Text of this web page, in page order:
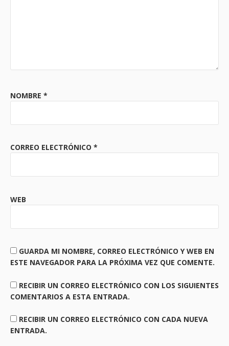
NOMBRE *
CORREO ELECTRÓNICO *
WEB
GUARDA MI NOMBRE, CORREO ELECTRÓNICO Y WEB EN
ESTE NAVEGADOR PARA LA PRÓXIMA VEZ QUE COMENTE.
RECIBIR UN CORREO ELECTRÓNICO CON LOS SIGUIENTES
COMENTARIOS A ESTA ENTRADA.
RECIBIR UN CORREO ELECTRÓNICO CON CADA NUEVA
ENTRADA.